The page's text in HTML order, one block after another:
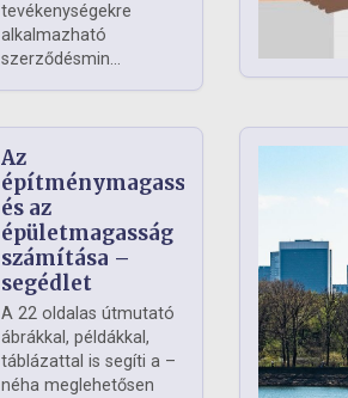
tevékenységekre
alkalmazható
szerződésmin...
Az
építménymagasság
és az
épületmagasság
számítása –
segédlet
A 22 oldalas útmutató
ábrákkal, példákkal,
táblázattal is segíti a –
néha meglehetősen